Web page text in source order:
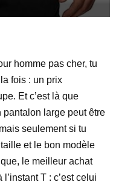
homme pas cher, tu
fois : un prix
Et c’est là que
pantalon large peut être
seulement si tu
et le bon modèle
le meilleur achat
T : c’est celui